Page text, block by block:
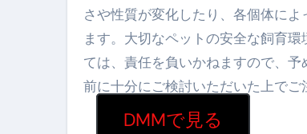
【2026年最新保存版
コロナウイルス完全
「3秒で整う、新しい
クリスマスの魔法
さや性質が変化したり、各個体に
ます。大切なペットの安全な飼育
ては、責任を負いかねますので、
前に十分にご検討いただいた上でご
DMMで見る